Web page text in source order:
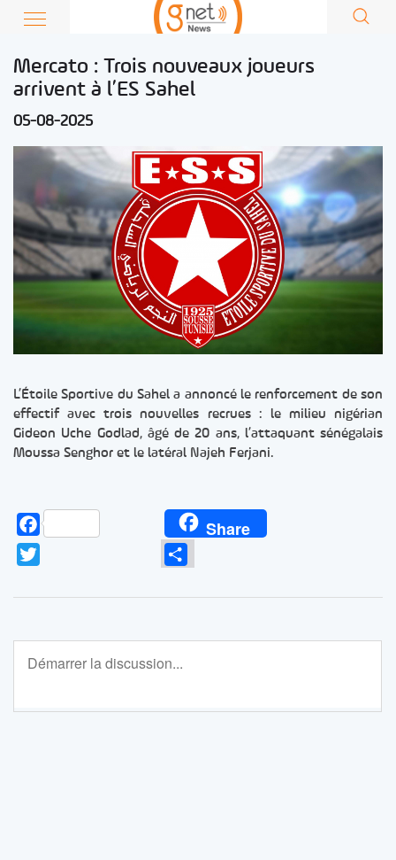
Mercato : Trois nouveaux joueurs
arrivent à l’ES Sahel
05-08-2025
L’Étoile Sportive du Sahel a annoncé le renforcement de son
effectif avec trois nouvelles recrues : le milieu nigérian
Gideon Uche Godlad, âgé de 20 ans, l’attaquant sénégalais
Moussa Senghor et le latéral Najeh Ferjani.
Facebook Share